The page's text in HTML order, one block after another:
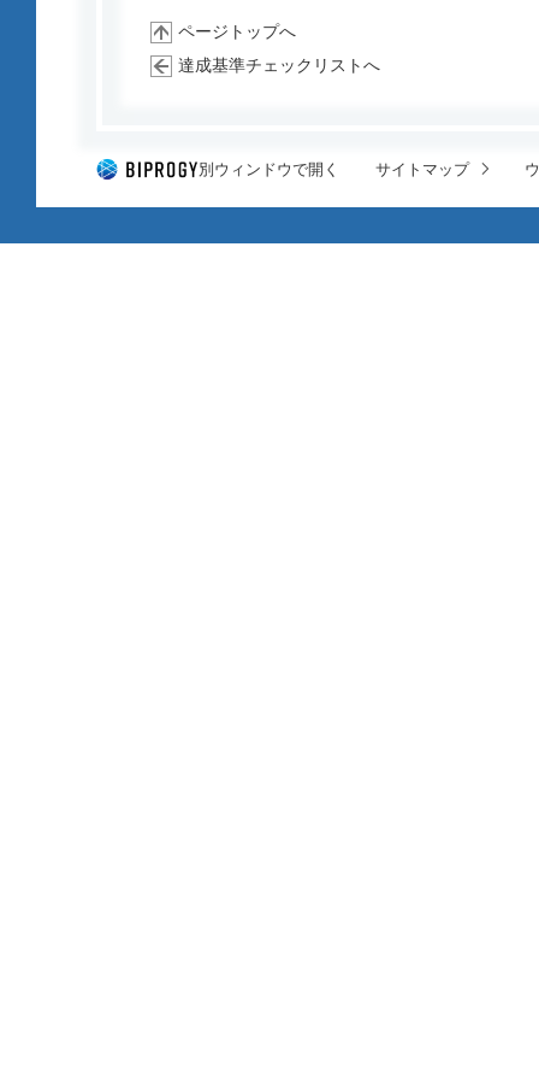
ページトップへ
達成基準チェックリストへ
別ウィンドウで開く サイトマップ